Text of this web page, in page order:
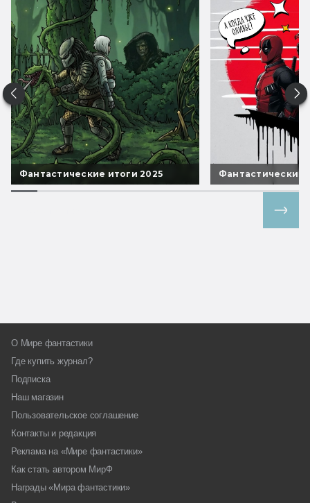
Фантастические итоги 2025 Фантастические
О Мире фантастики
Где купить журнал?
Подписка
Наш магазин
Пользовательское соглашение
Контакты и редакция
Реклама на «Мире фантастики»
Как стать автором МирФ
Награды «Мира фантастики»